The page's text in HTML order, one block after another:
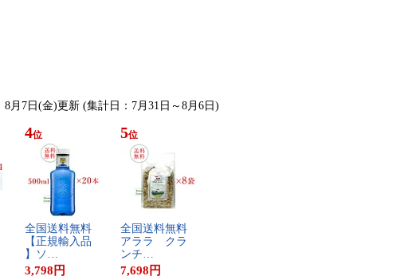
8月7日(金)更新 (集計日：7月31日～8月6日)
4位
全​国​送​料​無​料​
【​正​規​輸​入​品​
】​ソ​…
3,798 円
5位
全​国​送​料​無​料​
ア​ラ​ラ​ ​ク​ラ​
ン​チ​…
7,698 円